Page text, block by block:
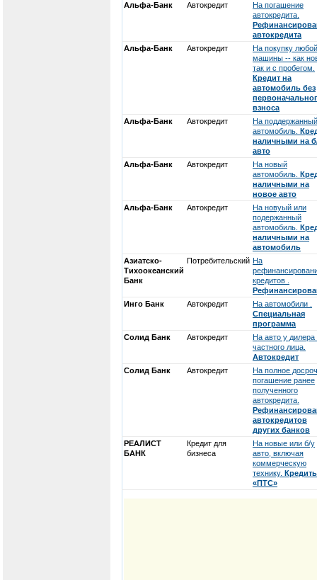
Альфа-Банк Автокредит
На погашение
автокредита.
автокредита
Альфа-Банк
Автокредит
На покупку любой
машины -- как
так и с пробегом.
Кредит на
автомобиль без
взноса
Альфа-Банк
Автокредит
На поддержанный
автомобиль.
наличными на
авто
Альфа-Банк
Автокредит
На новый
автомобиль.
наличными на
новое авто
Альфа-Банк
Автокредит
На новуый или
подержанный
автомобиль.
наличными на
автомобиль
Азиатско-
Тихоокеанский
Банк
Потребительский На
кредитов .
Инго Банк
Автокредит
На автомобили .
Специальная
программа
Солид Банк
Автокредит
На авто у дилера
частного лица.
Автокредит
Солид Банк
Автокредит
На полное
погашение ранее
полученного
автокредита.
автокредитов
других банков
РЕАЛИСТ
БАНК
Кредит для
бизнеса
На новые или б/у
авто, включая
коммерческую
технику.
«ПТС»